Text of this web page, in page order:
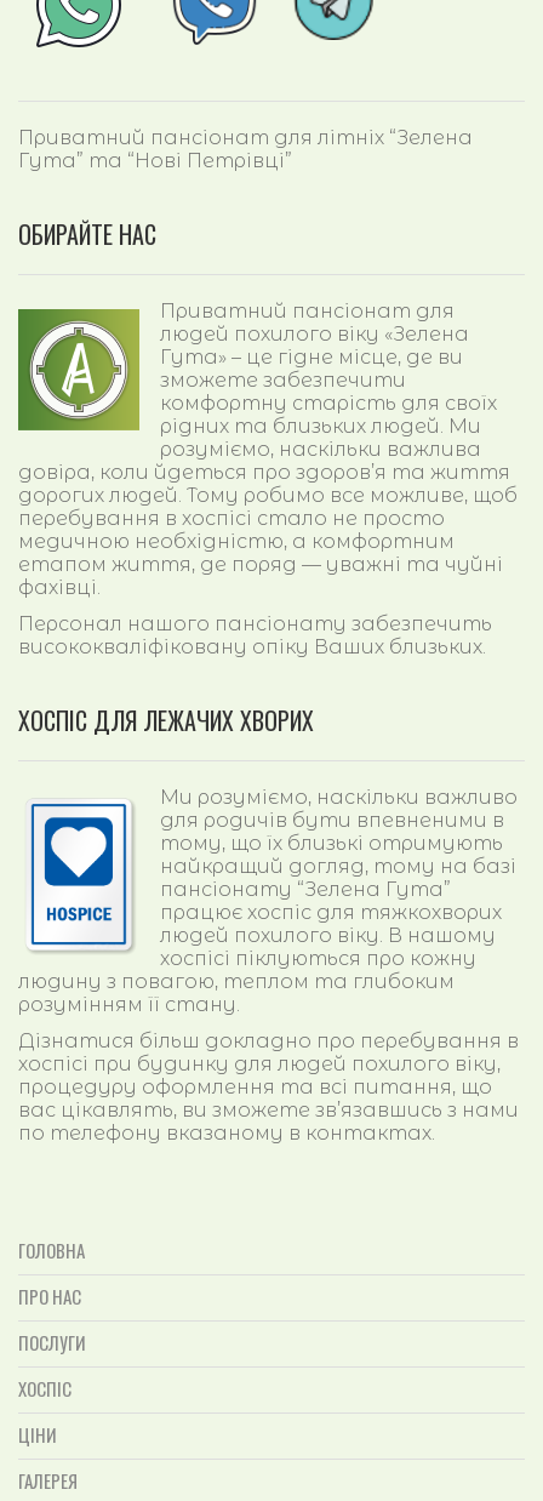
Приватний пансіонат для літніх “Зелена
Гута” та “Нові Петрівці”
ОБИРАЙТЕ НАС
Приватний пансіонат для
людей похилого віку «Зелена
Гута» – це гідне місце, де ви
зможете забезпечити
комфортну старість для своїх
рідних та близьких людей. Ми
розуміємо, наскільки важлива
довіра, коли йдеться про здоров’я та життя
дорогих людей. Тому робимо все можливе, щоб
перебування в хоспісі стало не просто
медичною необхідністю, а комфортним
етапом життя, де поряд — уважні та чуйні
фахівці.
Персонал нашого пансіонату забезпечить
висококваліфіковану опіку Ваших близьких.
ХОСПІС ДЛЯ ЛЕЖАЧИХ ХВОРИХ
Ми розуміємо, наскільки важливо
для родичів бути впевненими в
тому, що їх близькі отримують
найкращий догляд, тому на базі
пансіонату “Зелена Гута”
працює хоспіс для тяжкохворих
людей похилого віку. В нашому
хоспісі піклуються про кожну
людину з повагою, теплом та глибоким
розумінням її стану.
Дізнатися більш докладно про перебування в
хоспісі при будинку для людей похилого віку,
процедуру оформлення та всі питання, що
вас цікавлять, ви зможете зв’язавшись з нами
по телефону вказаному в контактах.
ГОЛОВНА
ПРО НАС
ПОСЛУГИ
ХОСПІС
ЦІНИ
ГАЛЕРЕЯ